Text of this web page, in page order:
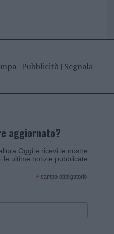
| Pubblicità| Segnala
aggiornato?
Oggi e ricevi le nostre
le ultime notizie pubblicate
* campo obbligatorio